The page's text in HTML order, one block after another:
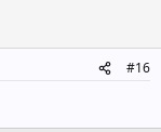
#16